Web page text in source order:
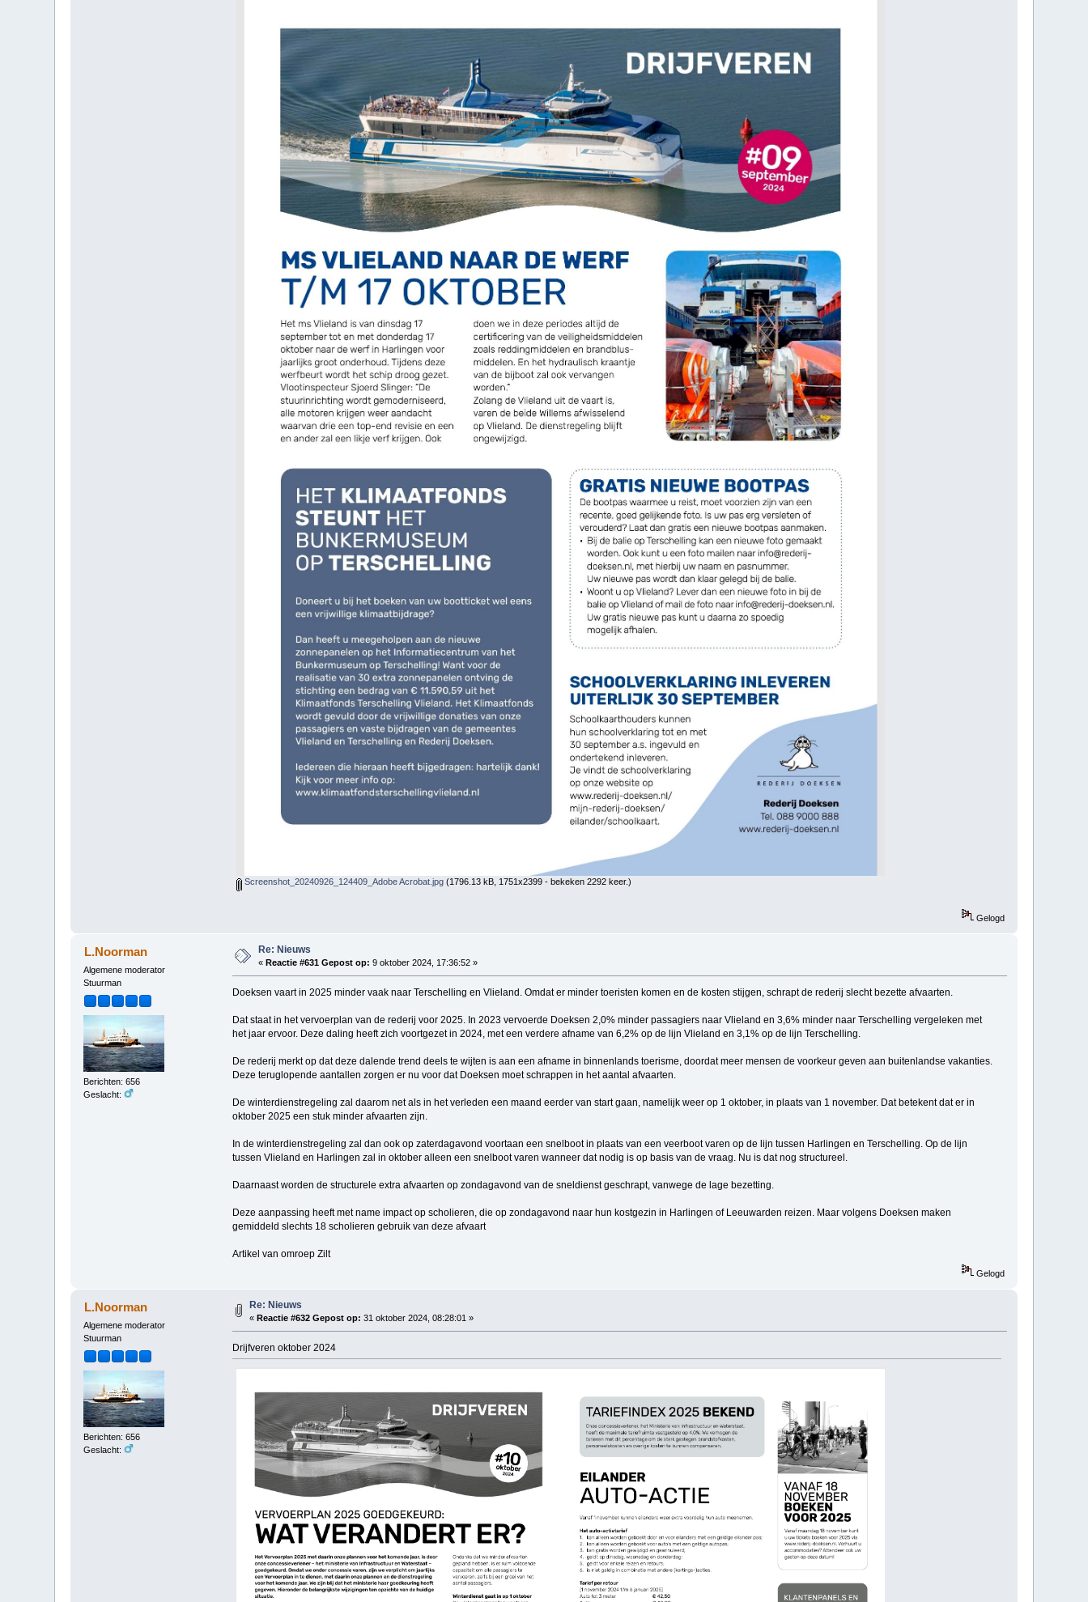
Screenshot_20240926_124409_Adobe Acrobat.jpg (1796.13 kB, 1751x2399 - bekeken 2292 keer.)
Gelogd
L.Noorman
Algemene moderator
Stuurman
Berichten: 656
Geslacht:
Re: Nieuws
« Reactie #631 Gepost op: 9 oktober 2024, 17:36:52 »
Doeksen vaart in 2025 minder vaak naar Terschelling en Vlieland. Omdat er minder toeristen komen en de kosten stijgen, schrapt de rederij slecht bezette afvaarten.
Dat staat in het vervoerplan van de rederij voor 2025. In 2023 vervoerde Doeksen 2,0% minder passagiers naar Vlieland en 3,6% minder naar Terschelling vergeleken met
het jaar ervoor. Deze daling heeft zich voortgezet in 2024, met een verdere afname van 6,2% op de lijn Vlieland en 3,1% op de lijn Terschelling.
De rederij merkt op dat deze dalende trend deels te wijten is aan een afname in binnenlands toerisme, doordat meer mensen de voorkeur geven aan buitenlandse vakanties.
Deze teruglopende aantallen zorgen er nu voor dat Doeksen moet schrappen in het aantal afvaarten.
De winterdienstregeling zal daarom net als in het verleden een maand eerder van start gaan, namelijk weer op 1 oktober, in plaats van 1 november. Dat betekent dat er in
oktober 2025 een stuk minder afvaarten zijn.
In de winterdienstregeling zal dan ook op zaterdagavond voortaan een snelboot in plaats van een veerboot varen op de lijn tussen Harlingen en Terschelling. Op de lijn
tussen Vlieland en Harlingen zal in oktober alleen een snelboot varen wanneer dat nodig is op basis van de vraag. Nu is dat nog structureel.
Daarnaast worden de structurele extra afvaarten op zondagavond van de sneldienst geschrapt, vanwege de lage bezetting.
Deze aanpassing heeft met name impact op scholieren, die op zondagavond naar hun kostgezin in Harlingen of Leeuwarden reizen. Maar volgens Doeksen maken
gemiddeld slechts 18 scholieren gebruik van deze afvaart
Artikel van omroep Zilt
Gelogd
L.Noorman
Algemene moderator
Stuurman
Berichten: 656
Geslacht:
Re: Nieuws
« Reactie #632 Gepost op: 31 oktober 2024, 08:28:01 »
Drijfveren oktober 2024